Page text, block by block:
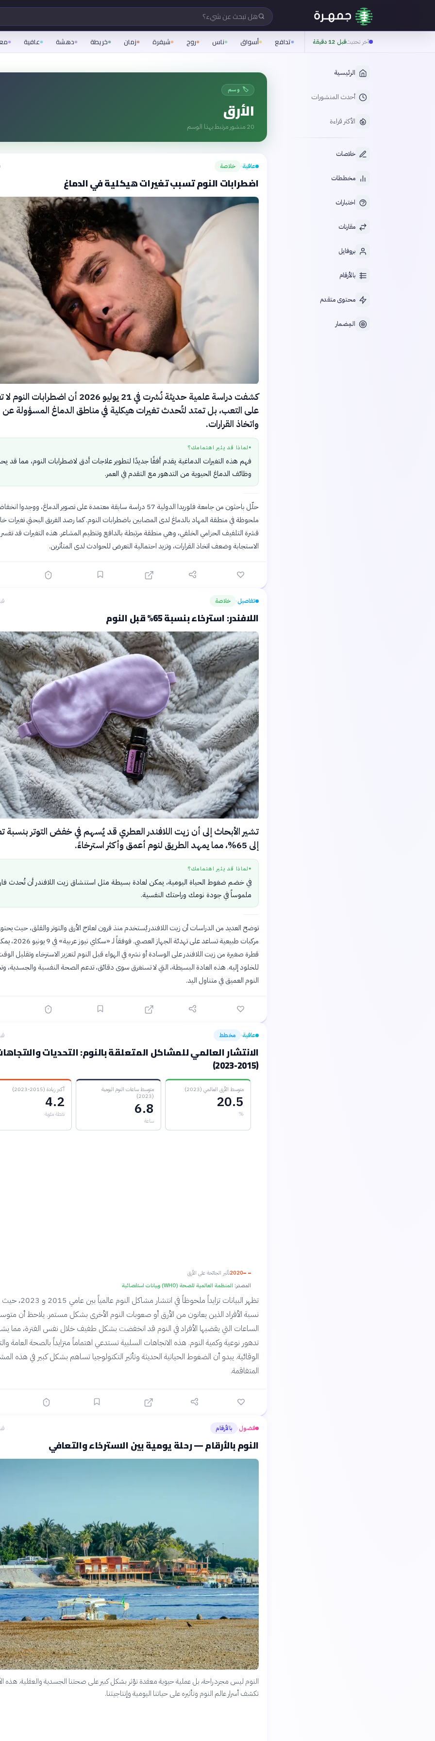
هل تبحث عن شيء؟
آخر تحديثقبل 12 دقيقة تدافع أسواق ناس روح شيفرة زمان خريطة دهشة عافية
الرئيسية
أحدث المنشورات
الأكثر قراءة
خلاصات
مخططات
اختبارات
مقارنات
بروفايل
بالأرقام
محتوى متقدم
المِضمار
🏷️ وسم
الأرق
20 منشور مرتبط بهذا الوسم
عافية› خلاصة
اضطرابات النوم تسبب تغيرات هيكلية في الدماغ
كشفت دراسة علمية حديثة نُشرت في 21 يوليو 2026 أن
على التعب، بل تمتد لتُحدث تغيرات هيكلية في مناطق الدماغ المسؤولة عن
واتخاذ القرارات.
● لماذا قد يثير اهتمامك؟
فهم هذه التغيرات الدماغية يقدم أفقًا جديدًا لتطوير علاجات أدق لاضطرابات النوم، مما قد
وظائف الدماغ الحيوية من التدهور مع التقدم في العمر.
حلّل باحثون من جامعة فلوريدا الدولية 57 دراسة سابقة معتمدة على تصوير الدماغ، ووجدوا
ملحوظة في منطقة المهاد بالدماغ لدى المصابين باضطرابات النوم. كما رصد الفريق البحثي تغيرات
قشرة التلفيف الحزامي الخلفي، وهي منطقة مرتبطة بالدافع وتنظيم المشاعر. هذه التغيرات قد
الاستجابة وضعف اتخاذ القرارات، وتزيد احتمالية التعرض للحوادث لدى المتأثرين.
تفاصيل› خلاصة قبل
اللافندر: استرخاء بنسبة 65% قبل النوم
تشير الأبحاث إلى أن زيت اللافندر العطري قد يُسهم في خفض التوتر
إلى 65%، مما يمهد الطريق لنوم أعمق وأكثر استرخاءً.
● لماذا قد يثير اهتمامك؟
في خضم ضغوط الحياة اليومية، يمكن لعادة بسيطة مثل استنشاق زيت اللافندر أن تُحدث
ملموساً في جودة نومك وراحتك النفسية.
توضح العديد من الدراسات أن زيت اللافندر يُستخدم منذ قرون لعلاج الأرق والتوتر والقلق، حيث
مركبات طبيعية تساعد على تهدئة
قطرة صغيرة من زيت اللافندر على الوسادة أو نشره في الهواء قبل النوم لتعزيز الاسترخاء وتقليل
للخلود إليه. هذه العادة البسيطة، التي لا تستغرق سوى دقائق، تدعم الصحة النفسية والجسدية،
النوم العميق في متناول اليد.
عافية› مخطط قبل
الانتشار العالمي للمشاكل المتعلقة بالنوم: التحديات
(2015-2023)
متوسط الأرق العالمي (2023)
20.5
%
متوسط ساعات النوم اليومية
(2023)
6.8
ساعة
أكبر زيادة (2015-2023)
4.2
نقطة مئوية
2020تأثير الجائحة على الأرق
المصدر: المنظمة العالمية للصحة (WHO) وبيانات استقصائية
تظهر البيانات تزايداً ملحوظاً في انتشار
نسبة الأفراد الذين يعانون من الأرق أو صعوبات النوم الأخرى بشكل مستمر. يلاحظ أن
الساعات التي يقضيها الأفراد في النوم قد انخفضت بشكل طفيف خلال نفس الفترة، مما
تدهور نوعية وكمية النوم. هذه الاتجاهات السلبية تستدعي اهتماماً متزايداً بالصحة العامة
الوقائية. يبدو أن الضغوط الحياتية الحديثة وتأثير التكنولوجيا تساهم بشكل كبير في هذه
المتفاقمة.
فضول› بالأرقام قبل
النوم بالأرقام — رحلة يومية بين الاسترخاء والتعافي
النوم ليس مجرد راحة، بل عملية حيوية معقدة تؤثر بشكل كبير على صحتنا الجسدية والعقلية. هذه
تكشف أسرار عالم النوم وتأثيره على حياتنا اليومية وإنتاجيتنا.